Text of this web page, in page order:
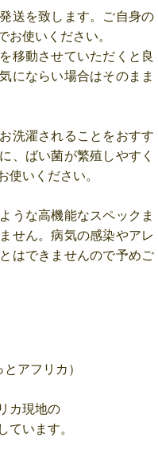
送を致します。ご自身の
お使いください。
移動させていただくと良
にならい場合はそのまま
洗濯されることをおすす
、ばい菌が繁殖しやすく
使いください。
うな高機能なスペックま
せん。病気の感染やアレ
はできませんので予めご
アフリカ）
カ現地の
ています。